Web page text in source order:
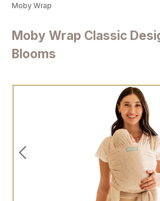
Moby Wrap
Moby Wrap Classic
Blooms
Bildergalerie überspringen